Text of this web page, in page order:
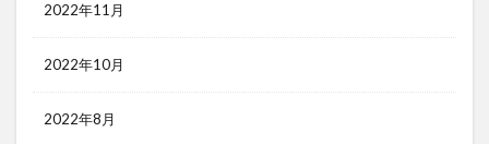
2022年11月
2022年10月
2022年8月